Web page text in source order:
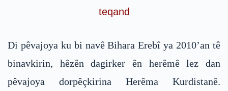
teqand
Di pêvajoya ku bi navê Bihara Erebî ya 2010’an tê
binavkirin, hêzên dagirker ên herêmê lez dan
pêvajoya dorpêçkirina Herêma Kurdistanê.